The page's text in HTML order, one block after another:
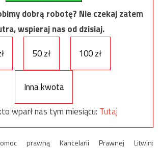
dobrą robotę? Nie czekaj zatem
wspieraj nas od dzisiaj.
50 zł 100 zł
Inna kwota
wparł nas tym miesiącu: Tutaj
prawną Kancelarii Prawnej Litwin: